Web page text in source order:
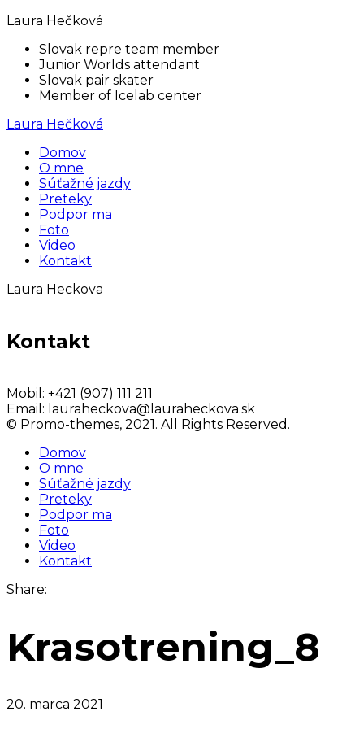
Laura Hečková
Slovak repre team member
Junior Worlds attendant
Slovak pair skater
Member of Icelab center
Laura Hečková
Domov
O mne
Súťažné jazdy
Preteky
Podpor ma
Foto
Video
Kontakt
Laura Heckova
Kontakt
Mobil: +421 (907) 111 211
Email: lauraheckova@lauraheckova.sk
© Promo-themes, 2021. All Rights Reserved.
Domov
O mne
Súťažné jazdy
Preteky
Podpor ma
Foto
Video
Kontakt
Share:
Krasotrening_8
20. marca 2021